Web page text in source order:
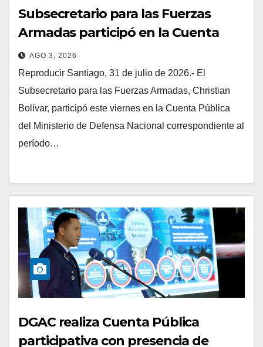
Subsecretario para las Fuerzas
Armadas participó en la Cuenta
Pública del Ministerio de Defensa
Nacional
AGO 3, 2026
Reproducir Santiago, 31 de julio de 2026.- El
Subsecretario para las Fuerzas Armadas, Christian
Bolívar, participó este viernes en la Cuenta Pública
del Ministerio de Defensa Nacional correspondiente al
período…
DGAC realiza Cuenta Pública
participativa con presencia de